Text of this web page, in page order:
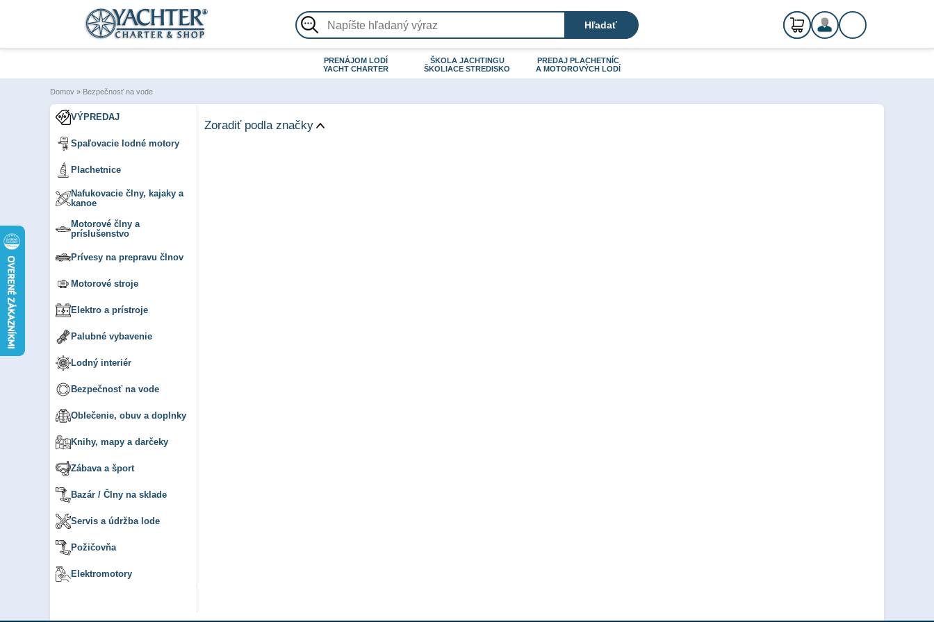
0ks
€ 0,00
Registrácia
Prihlásenie
PRENÁJOM LODÍ
YACHT CHARTER
ŠKOLA JACHTINGU
ŠKOLIACE STREDISKO
PREDAJ PLACHETNÍC
A MOTOROVÝCH LODÍ
Domov » Bezpečnosť na vode
VÝPREDAJ
Spaľovacie lodné motory
Plachetnice
Nafukovacie člny, kajaky a
kanoe
Motorové člny a
príslušenstvo
Prívesy na prepravu člnov
Motorové stroje
Elektro a prístroje
Palubné vybavenie
Lodný interiér
Bezpečnosť na vode
Oblečenie, obuv a doplnky
Knihy, mapy a darčeky
Zábava a šport
Bazár / Člny na sklade
Servis a údržba lode
Požičovňa
Elektromotory
Zoradiť podla značky